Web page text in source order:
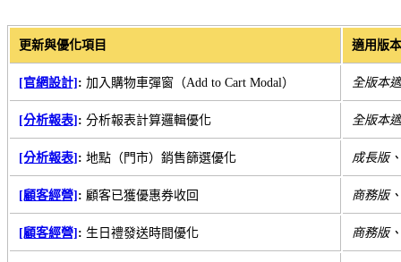
更新與優化項目 適用版本
[官網設計] : 加入購物車彈窗（Add to Cart Modal） 全版本
[分析報表] : 分析報表計算邏輯優化 全版本
[分析報表] : 地點（門市）銷售篩選優化 成長版
[顧客經營] : 顧客已獲優惠券收回 商務版
[顧客經營] : 生日禮發送時間優化 商務版